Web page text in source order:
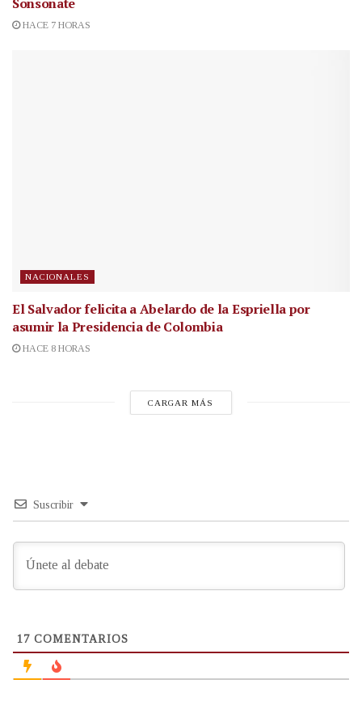
HACE 7 HORAS
NACIONALES
El Salvador felicita a Abelardo de la Espriella por
asumir la Presidencia de Colombia
HACE 8 HORAS
CARGAR MÁS
Suscribir
17 COMENTARIOS